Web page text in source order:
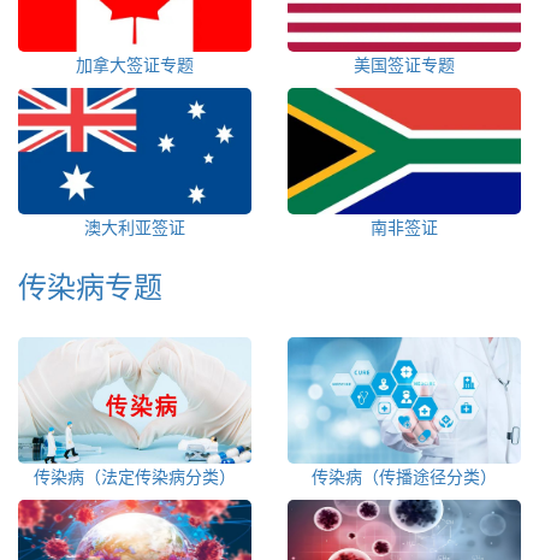
加拿大签证专题 美国签证专题
澳大利亚签证 南非签证
传染病专题
传染病（法定传染病分类） 传染病（传播途径分类）